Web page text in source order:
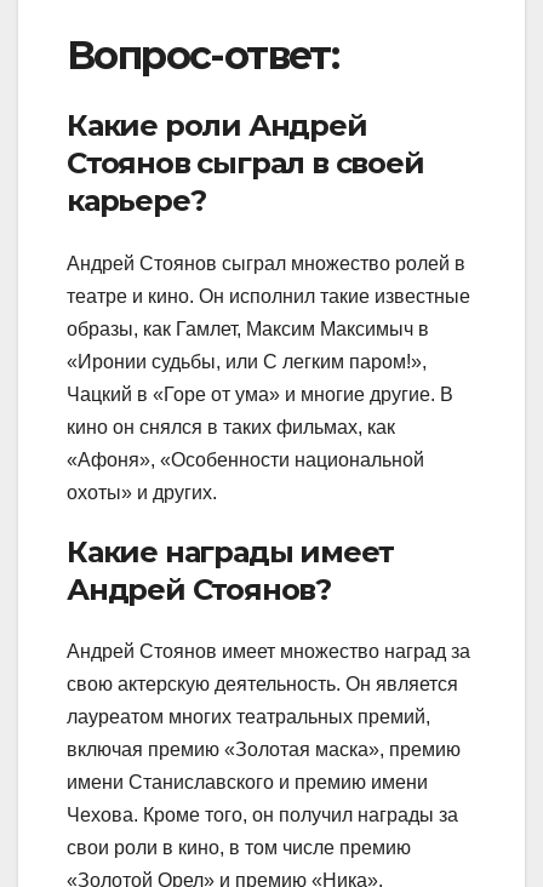
Вопрос-ответ:
Какие роли Андрей
Стоянов сыграл в своей
карьере?
Андрей Стоянов сыграл множество ролей в
театре и кино. Он исполнил такие известные
образы, как Гамлет, Максим Максимыч в
«Иронии судьбы, или С легким паром!»,
Чацкий в «Горе от ума» и многие другие. В
кино он снялся в таких фильмах, как
«Афоня», «Особенности национальной
охоты» и других.
Какие награды имеет
Андрей Стоянов?
Андрей Стоянов имеет множество наград за
свою актерскую деятельность. Он является
лауреатом многих театральных премий,
включая премию «Золотая маска», премию
имени Станиславского и премию имени
Чехова. Кроме того, он получил награды за
свои роли в кино, в том числе премию
«Золотой Орел» и премию «Ника».